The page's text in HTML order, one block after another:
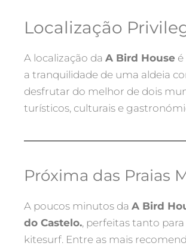
Localização
A localização da A Bird House
a tranquilidade de uma aldeia
desfrutar do melhor de dois
turísticos, culturais e
Próxima das Praias
A poucos minutos da A Bird
do Castelo., perfeitas tanto
kitesurf. Entre as mais